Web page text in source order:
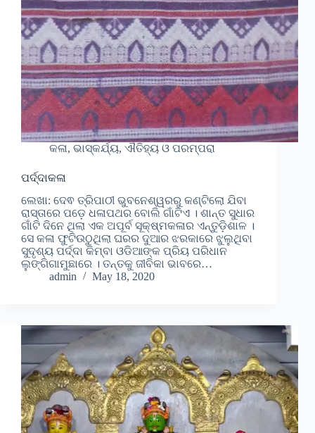
କଳା, ଭାସ୍କର୍ଯ୍ୟ, ଐତିହ୍ୟ ଓ ପରମ୍ପରା
ପର୍ଦ୍ଦାକଳା
ଲେଖା: ଦେଵ ତ୍ରିପାଠୀ ଭୁବନେଶ୍ୱରରୁ କଣ୍ଟିଲୋ ଯିବା
ରାସ୍ତାରେ ପଡ଼େ ଧଳାପଥର ବୋଲି ଗାଁଟିଏ । ଶାନ୍ତ ସୁଧାର
ଗାଁଟି ଦିନେ ଥିଲା ଏକ ଅପୂର୍ବ ସୂକ୍ଷ୍ମକଳାର ଏନ୍ତୁଡ଼ିଶାଳ ।
ସେ କଳା ଫୁଟିଉଠୁଥିଲା ଘରର ଦୁଆର ଝରକାରେ ଝୁଲୁଥିବା
ସୁଦୃଶ୍ୟ ପର୍ଦ୍ଦା କିମ୍ବା ଓଡିଆଙ୍କ ପ୍ରିୟ ପରିଧାନ
ଲୁଙ୍ଗିଗାମୁଛାରେ । ତନ୍ତକୁ ଜୀବିକା ଭାବରେ…
admin
May 18, 2020